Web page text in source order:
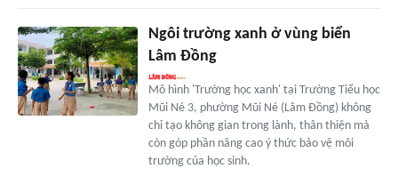
Ngôi trường xanh ở vùng biển
Lâm Đồng
Mô hình 'Trường học xanh' tại Trường Tiểu học
Mũi Né 3, phường Mũi Né (Lâm Đồng) không
chỉ tạo không gian trong lành, thân thiện mà
còn góp phần nâng cao ý thức bảo vệ môi
trường của học sinh.